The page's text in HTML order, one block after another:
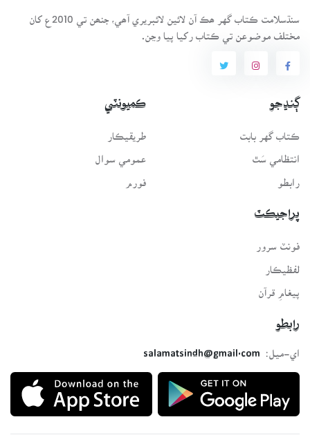
سنڌسلامت ڪتاب گهر ھڪ آن لائين لائبريري آھي، جنھن تي 2010ع کان
مختلف موضوعن تي ڪتاب رکيا پيا وڃن.
ڳنڍجو
ڪتاب گهر بابت
انتظامي سَٿ
رابطو
ڪميونٽي
طريقيڪار
عمومي سوال
فورم
پراجيڪٽ
فونٽ سرور
لفظيڪار
پيغامِ قرآن
رابطو
اي-ميل:
salamatsindh@gmail.com